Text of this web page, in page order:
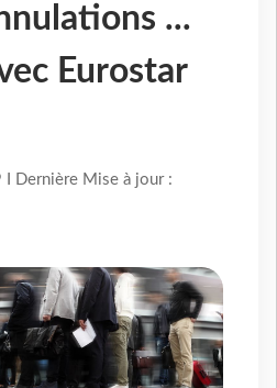
...
Eurostar
Dernière Mise à jour :